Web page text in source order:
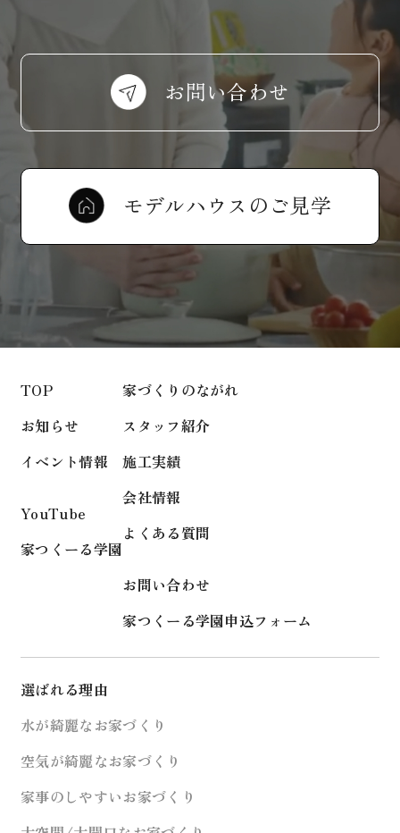
お問い合わせ
モデルハウスのご見学
TOP
お知らせ
イベント情報
YouTube
家つくーる学園
家づくりのながれ
スタッフ紹介
施工実績
会社情報
よくある質問
お問い合わせ
家つくーる学園申込フォーム
選ばれる理由
水が綺麗なお家づくり
空気が綺麗なお家づくり
家事のしやすいお家づくり